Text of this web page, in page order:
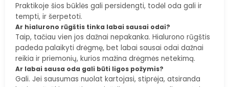
Praktikoje šios būklės gali persidengti, todėl oda gali ir
tempti, ir šerpetoti.
Ar hialurono rūgštis tinka labai sausai odai?
Taip, tačiau vien jos dažnai nepakanka. Hialurono rūgštis
padeda palaikyti drėgmę, bet labai sausai odai dažnai
reikia ir priemonių, kurios mažina drėgmės netekimą.
Ar labai sausa oda gali būti ligos požymis?
Gali. Jei sausumas nuolat kartojasi, stiprėja, atsiranda